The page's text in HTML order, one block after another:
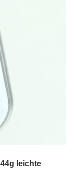
44g leichte